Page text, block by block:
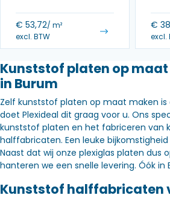
€ 53,72/ m²
excl. BTW
€
excl.
Kunststof platen op
in Burum
Zelf kunststof platen op maat maken is
doet Plexideal dit graag voor u. Ons
kunststof platen en het fabriceren van
halffabricaten. Een leuke bijkomstigheid
Naast dat wij onze plexiglas platen dus
hanteren we een snelle levering. Óók in
Kunststof halffabricaten